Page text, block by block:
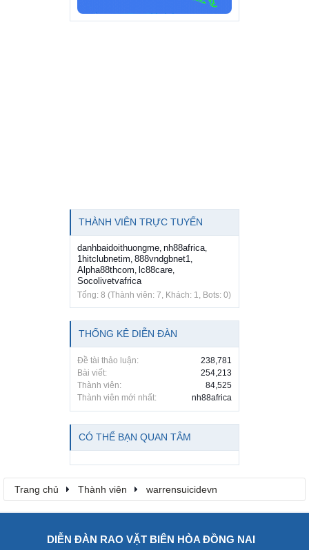
THÀNH VIÊN TRỰC TUYẾN
danhbaidoithuongme, nh88africa,
1hitclubnetim, 888vndgbnet1,
Alpha88thcom, lc88care,
Socolivetvafrica
Tổng: 8 (Thành viên: 7, Khách: 1, Bots: 0)
THỐNG KÊ DIỄN ĐÀN
Đề tài thảo luận:
238,781
Bài viết:
254,213
Thành viên:
84,525
Thành viên mới nhất:
nh88africa
CÓ THỂ BẠN QUAN TÂM
Trang chủ Thành viên warrensuicidevn
DIỄN ĐÀN RAO VẶT BIÊN HÒA ĐỒNG NAI